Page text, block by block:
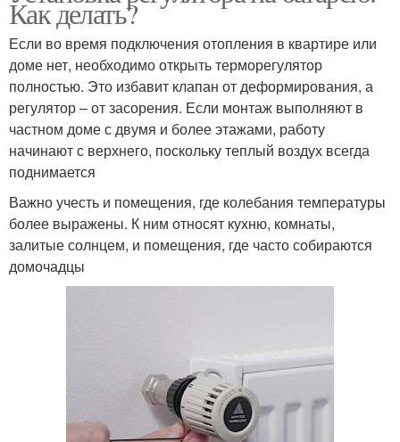
Как делать?
Если во время подключения отопления в квартире или
доме нет, необходимо открыть терморегулятор
полностью. Это избавит клапан от деформирования, а
регулятор – от засорения. Если монтаж выполняют в
частном доме с двумя и более этажами, работу
начинают с верхнего, поскольку теплый воздух всегда
поднимается
Важно учесть и помещения, где колебания температуры
более выражены. К ним относят кухню, комнаты,
залитые солнцем, и помещения, где часто собираются
домочадцы